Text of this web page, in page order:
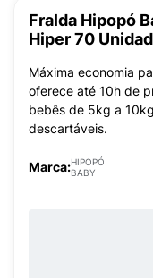
Fralda Hipopó
Hiper 70
Máxima economia
oferece até 10h de
bebês de 5kg a
descartáveis.
Marca:HIPOPÓ
BABY